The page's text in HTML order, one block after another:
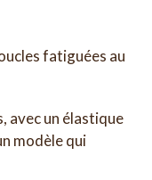
fatiguées au
avec un élastique
modèle qui